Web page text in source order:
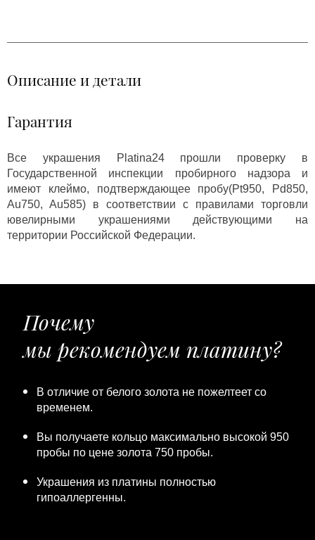
Описание и детали
Гарантия
Все украшения Platina24 прошли проверку в
Государственной инспекции пробирного надзора и
имеют клеймо, подтверждающее пробу(Pt950, Pd850,
Au750, Au585) в соответствии с правилами торговли
ювелирными украшениями действующими на
территории Российской Федерации.
Почему
мы рекомендуем платину?
В отличие от белого золота не пожелтеет со
временем.
Вы получаете кольцо максимально высокой 950
пробы по цене золота 750 пробы.
Украшения из платины полностью
гипоаллергенны.